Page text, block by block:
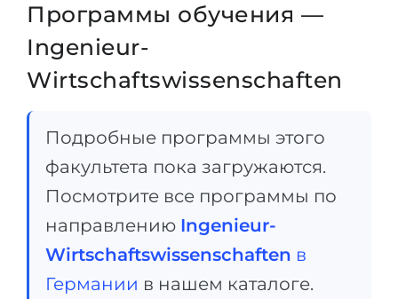
Программы обучения —
Ingenieur-
Wirtschaftswissenschaften
Подробные программы этого
факультета пока загружаются.
Посмотрите все программы по
направлению Ingenieur-
Wirtschaftswissenschaften в
Германии в нашем каталоге.